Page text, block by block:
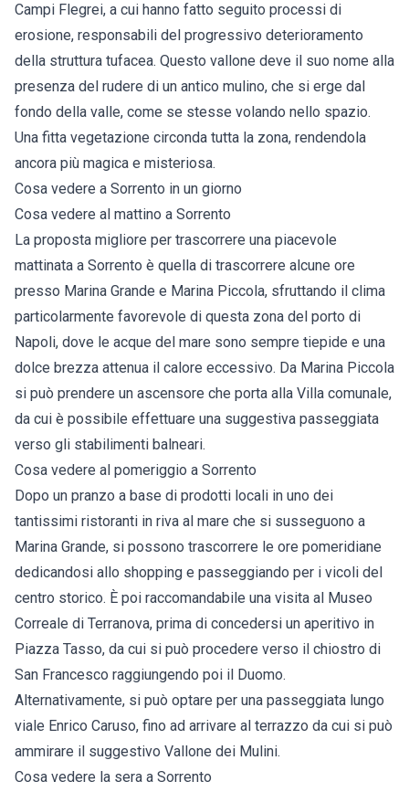
Campi Flegrei, a cui hanno fatto seguito processi di
erosione, responsabili del progressivo deterioramento
della struttura tufacea. Questo vallone deve il suo nome alla
presenza del rudere di un antico mulino, che si erge dal
fondo della valle, come se stesse volando nello spazio.
Una fitta vegetazione circonda tutta la zona, rendendola
ancora più magica e misteriosa.
Cosa vedere a Sorrento in un giorno
Cosa vedere al mattino a Sorrento
La proposta migliore per trascorrere una piacevole
mattinata a Sorrento è quella di trascorrere alcune ore
presso Marina Grande e Marina Piccola, sfruttando il clima
particolarmente favorevole di questa zona del porto di
Napoli, dove le acque del mare sono sempre tiepide e una
dolce brezza attenua il calore eccessivo. Da Marina Piccola
si può prendere un ascensore che porta alla Villa comunale,
da cui è possibile effettuare una suggestiva passeggiata
verso gli stabilimenti balneari.
Cosa vedere al pomeriggio a Sorrento
Dopo un pranzo a base di prodotti locali in uno dei
tantissimi ristoranti in riva al mare che si susseguono a
Marina Grande, si possono trascorrere le ore pomeridiane
dedicandosi allo shopping e passeggiando per i vicoli del
centro storico. È poi raccomandabile una visita al Museo
Correale di Terranova, prima di concedersi un aperitivo in
Piazza Tasso, da cui si può procedere verso il chiostro di
San Francesco raggiungendo poi il Duomo.
Alternativamente, si può optare per una passeggiata lungo
viale Enrico Caruso, fino ad arrivare al terrazzo da cui si può
ammirare il suggestivo Vallone dei Mulini.
Cosa vedere la sera a Sorrento